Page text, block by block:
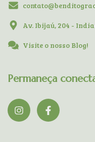
Av. Ibijaú, 204 -
Visite o nosso Blog!
Permaneça